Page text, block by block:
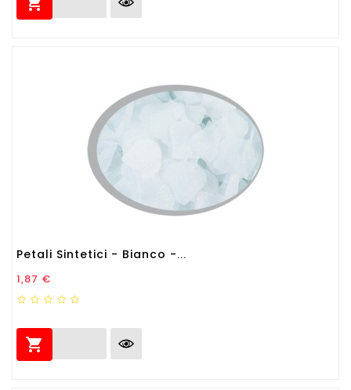
Petali Sintetici - Bianco -...
Prezzo
1,87 €
